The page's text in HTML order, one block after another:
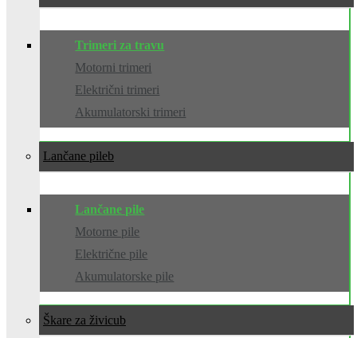
Trimeri za travu
Motorni trimeri
Električni trimeri
Akumulatorski trimeri
Lančane pile
Lančane pile
Motorne pile
Električne pile
Akumulatorske pile
Škare za živicu